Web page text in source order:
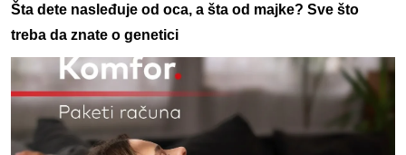
Šta dete nasleđuje od oca, a šta od majke? Sve što
treba da znate o genetici